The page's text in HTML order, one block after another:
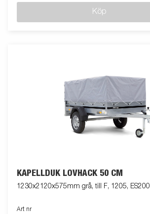
Köp
KAPELLDUK LÖVHÄCK 50 CM
1230x2120x575mm grå, till F, 1205, ES200
Art nr